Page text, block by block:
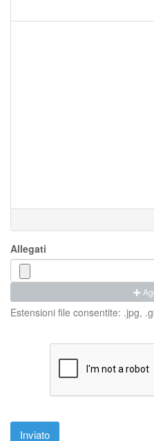
Allegati
Estensioni file consentite: .jpg,